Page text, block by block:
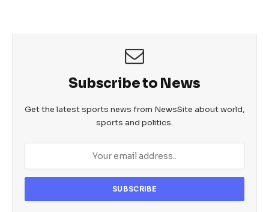
Subscribe to News
Get the latest sports news from NewsSite about world,
sports and politics.